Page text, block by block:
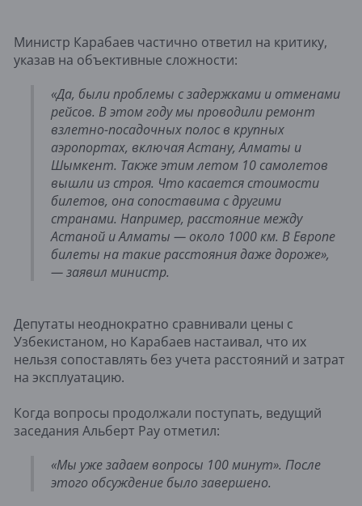
Министр Карабаев частично ответил на критику,
указав на объективные сложности:
«Да, были проблемы с задержками и отменами
рейсов. В этом году мы проводили ремонт
взлетно-посадочных полос в крупных
аэропортах, включая Астану, Алматы и
Шымкент. Также этим летом 10 самолетов
вышли из строя. Что касается стоимости
билетов, она сопоставима с другими
странами. Например, расстояние между
Астаной и Алматы — около 1000 км. В Европе
билеты на такие расстояния даже дороже»,
— заявил министр.
Депутаты неоднократно сравнивали цены с
Узбекистаном, но Карабаев настаивал, что их
нельзя сопоставлять без учета расстояний и затрат
на эксплуатацию.
Когда вопросы продолжали поступать, ведущий
заседания Альберт Рау отметил:
«Мы уже задаем вопросы 100 минут». После
этого обсуждение было завершено.